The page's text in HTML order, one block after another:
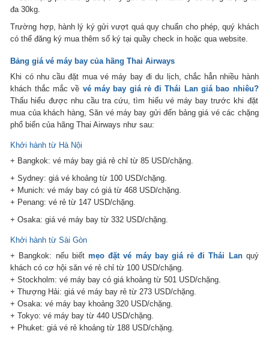
đa 30kg.
Trường hợp, hành lý ký gửi vượt quá quy chuẩn cho phép, quý khách
có thể đăng ký mua thêm số ký tại quầy check in hoặc qua website.
Bảng giá vé máy bay của hãng Thai Airways
Khi có nhu cầu đặt mua vé máy bay đi du lịch, chắc hẳn nhiều hành
khách thắc mắc về vé máy bay giá rẻ đi Thái Lan giá bao nhiêu?
Thấu hiểu được nhu cầu tra cứu, tìm hiểu vé máy bay trước khi đặt
mua của khách hàng, Săn vé máy bay gửi đến bảng giá vé các chặng
phổ biến của hãng Thai Airways như sau:
Khởi hành từ Hà Nội
+ Bangkok: vé máy bay giá rẻ chỉ từ 85 USD/chặng.
+ Sydney: giá vé khoảng từ 100 USD/chặng.
+ Munich: vé máy bay có giá từ 468 USD/chặng.
+ Penang: vé rẻ từ 147 USD/chặng.
+ Osaka: giá vé máy bay từ 332 USD/chặng.
Khởi hành từ Sài Gòn
+ Bangkok: nếu biết mẹo đặt vé máy bay giá rẻ đi Thái Lanquý
khách có cơ hội săn vé rẻ chỉ từ 100 USD/chặng.
+ Stockholm: vé máy bay có giá khoảng từ 501 USD/chặng.
+ Thượng Hải: giá vé máy bay rẻ từ 273 USD/chặng.
+ Osaka: vé máy bay khoảng 320 USD/chặng.
+ Tokyo: vé máy bay từ 440 USD/chặng.
+ Phuket: giá vé rẻ khoảng từ 188 USD/chặng.